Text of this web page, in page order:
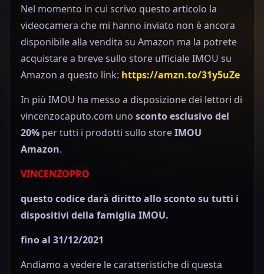
Nel momento in cui scrivo questo articolo la
videocamera che mi hanno inviato non è ancora
disponibile alla vendita su Amazon ma la potrete
acquistare a breve sullo store ufficiale IMOU su
Amazon a questo link: https://amzn.to/31y5uZe
In più IMOU ha messo a disposizione dei lettori di
vincenzocaputo.com uno sconto esclusivo del
20% per tutti i prodotti sullo storeIMOU
Amazon.
VINCENZOPRO
questo codice darà diritto allo sconto su tutti i
dispositivi della famiglia IMOU.
fino al 31/12/2021
Andiamo a vedere le caratteristiche di questa